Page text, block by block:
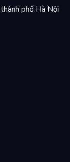
phố Hà Nội